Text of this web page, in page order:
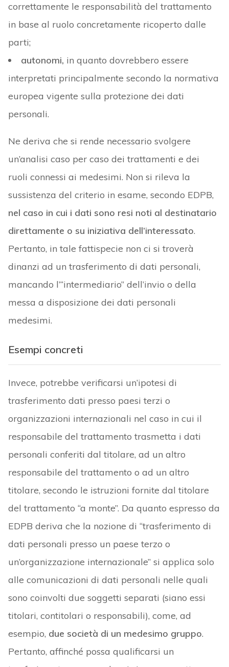
correttamente le responsabilità del trattamento
in base al ruolo concretamente ricoperto dalle
parti;
autonomi, in quanto dovrebbero essere
interpretati principalmente secondo la normativa
europea vigente sulla protezione dei dati
personali.
Ne deriva che si rende necessario svolgere
un’analisi caso per caso dei trattamenti e dei
ruoli connessi ai medesimi. Non si rileva la
sussistenza del criterio in esame, secondo EDPB,
nel caso in cui i dati sono resi noti al destinatario
direttamente o su iniziativa dell’interessato.
Pertanto, in tale fattispecie non ci si troverà
dinanzi ad un trasferimento di dati personali,
mancando l’“intermediario” dell’invio o della
messa a disposizione dei dati personali
medesimi.
Esempi concreti
Invece, potrebbe verificarsi un’ipotesi di
trasferimento dati presso paesi terzi o
organizzazioni internazionali nel caso in cui il
responsabile del trattamento trasmetta i dati
personali conferiti dal titolare, ad un altro
responsabile del trattamento o ad un altro
titolare, secondo le istruzioni fornite dal titolare
del trattamento “a monte”. Da quanto espresso da
EDPB deriva che la nozione di “trasferimento di
dati personali presso un paese terzo o
un’organizzazione internazionale” si applica solo
alle comunicazioni di dati personali nelle quali
sono coinvolti due soggetti separati (siano essi
titolari, contitolari o responsabili), come, ad
esempio, due società di un medesimo gruppo.
Pertanto, affinché possa qualificarsi un